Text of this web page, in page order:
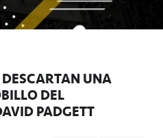
UNA
DEL
PADGETT